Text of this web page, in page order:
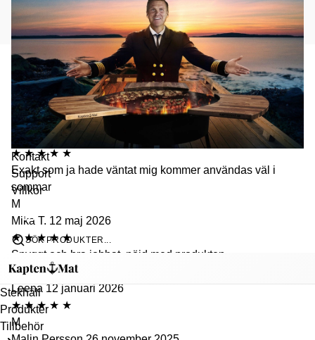
Kontakt
Support
Villkor
SÖK PRODUKTER...
Stekhäll
Produkter
Tillbehör
Kundrecensioner
Jesper B.
4 juli 2026
★ ★ ★ ★ ★
Exakt som ja hade väntat mig kommer användas väl i
sommar
M
Mika T. 12 maj 2026
★ ★ ★ ★ ★
Snyggt och bra jobbat, nöjd med produkten.
L
Leena 12 januari 2026
★ ★ ★ ★ ★
M